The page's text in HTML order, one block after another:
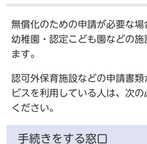
無償化のための申請が必要な
幼稚園・認定こども園などの
ます。
認可外保育施設などの申請書
ビスを利用している人は、次
ください。
手続きをする窓口